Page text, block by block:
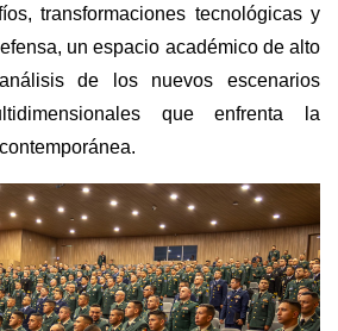
transformaciones tecnológicas y
un espacio académico de alto
de los nuevos escenarios
que enfrenta la